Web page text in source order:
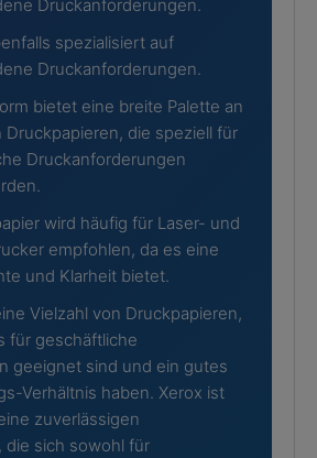
Druckanforderungen.
spezialisiert auf
Druckanforderungen.
bietet eine breite Palette an
die speziell für
Druckanforderungen
wird häufig für Laser- und
empfohlen, da es eine
und Klarheit bietet.
Vielzahl von Druckpapieren,
für geschäftliche
geeignet sind und ein gutes
Verhältnis haben. Xerox ist
zuverlässigen
die sich sowohl für